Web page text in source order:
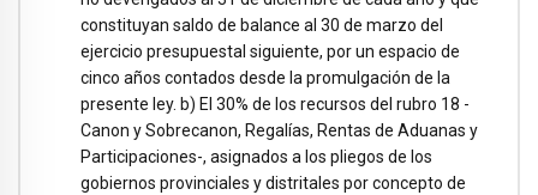
constituyan saldo de balance al 30 de marzo del
ejercicio presupuestal siguiente, por un espacio de
cinco años contados desde la promulgación de la
presente ley. b) El 30% de los recursos del rubro 18 -
Canon y Sobrecanon, Regalías, Rentas de Aduanas y
Participaciones-, asignados a los pliegos de los
gobiernos provinciales y distritales por concepto de